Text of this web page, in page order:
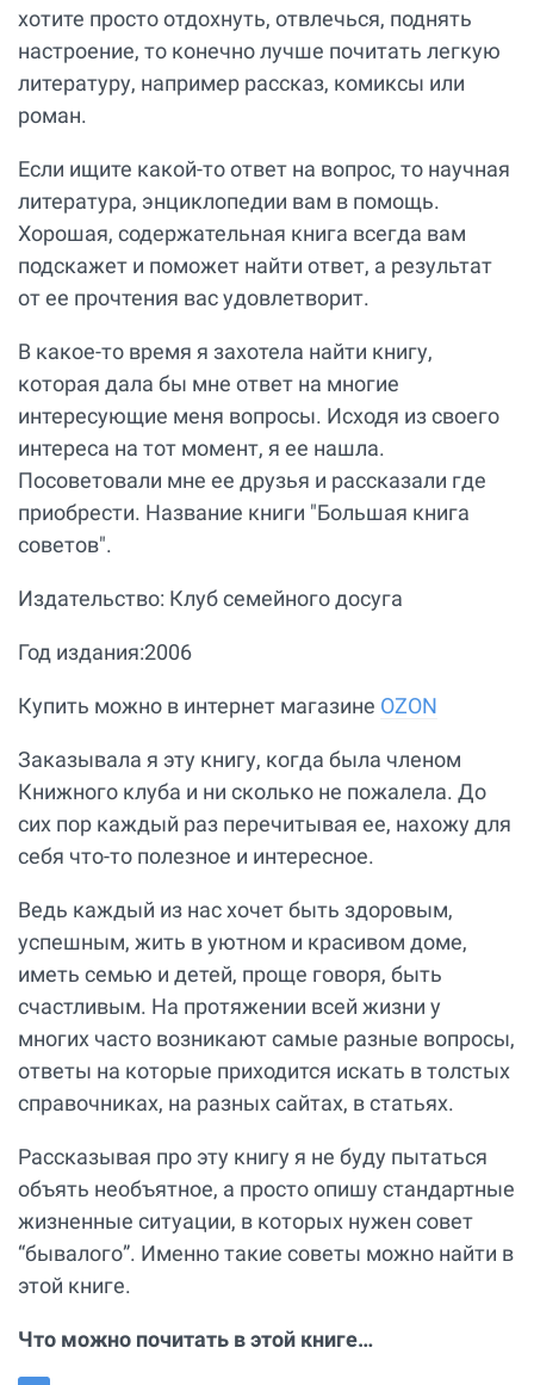
хотите просто отдохнуть, отвлечься, поднять
настроение, то конечно лучше почитать легкую
литературу, например рассказ, комиксы или
роман.
Если ищите какой-то ответ на вопрос, то научная
литература, энциклопедии вам в помощь.
Хорошая, содержательная книга всегда вам
подскажет и поможет найти ответ, а результат
от ее прочтения вас удовлетворит.
В какое-то время я захотела найти книгу,
которая дала бы мне ответ на многие
интересующие меня вопросы. Исходя из своего
интереса на тот момент, я ее нашла.
Посоветовали мне ее друзья и рассказали где
приобрести. Название книги "Большая книга
советов".
Издательство: Клуб семейного досуга
Год издания:2006
Купить можно в интернет магазине OZON
Заказывала я эту книгу, когда была членом
Книжного клуба и ни сколько не пожалела. До
сих пор каждый раз перечитывая ее, нахожу для
себя что-то полезное и интересное.
Ведь каждый из нас хочет быть здоровым,
успешным, жить в уютном и красивом доме,
иметь семью и детей, проще говоря, быть
счастливым. На протяжении всей жизни у
многих часто возникают самые разные вопросы,
ответы на которые приходится искать в толстых
справочниках, на разных сайтах, в статьях.
Рассказывая про эту книгу я не буду пытаться
объять необъятное, а просто опишу стандартные
жизненные ситуации, в которых нужен совет
“бывалого”. Именно такие советы можно найти в
этой книге.
Что можно почитать в этой книге…